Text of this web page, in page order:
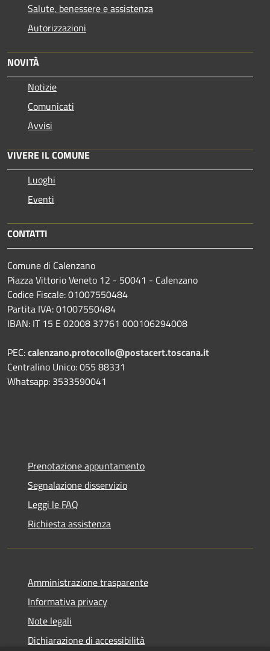
Salute, benessere e assistenza
Autorizzazioni
NOVITÀ
Notizie
Comunicati
Avvisi
VIVERE IL COMUNE
Luoghi
Eventi
CONTATTI
Comune di Calenzano
Piazza Vittorio Veneto 12 - 50041 - Calenzano
Codice Fiscale: 01007550484
Partita IVA: 01007550484
IBAN: IT 15 E 02008 37761 000106294008
PEC:calenzano.protocollo@postacert.toscana.it
Centralino Unico: 055 88331
Whatsapp: 3533590041
Prenotazione appuntamento
Segnalazione disservizio
Leggi le FAQ
Richiesta assistenza
Amministrazione trasparente
Informativa privacy
Note legali
Dichiarazione di accessibilità